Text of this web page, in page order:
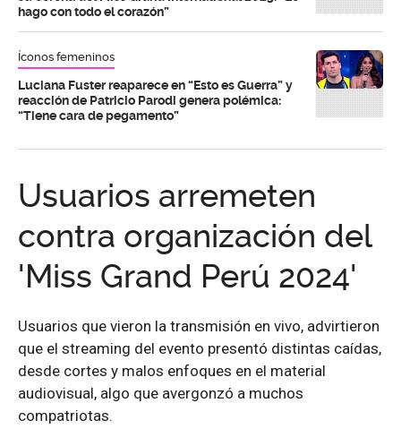
hago con todo el corazón”
Íconos femeninos
Luciana Fuster reaparece en “Esto es Guerra” y
reacción de Patricio Parodi genera polémica:
“Tiene cara de pegamento”
Usuarios arremeten
contra organización del
'Miss Grand Perú 2024'
Usuarios que vieron la transmisión en vivo, advirtieron
que el streaming del evento presentó distintas caídas,
desde cortes y malos enfoques en el material
audiovisual, algo que avergonzó a muchos
compatriotas.